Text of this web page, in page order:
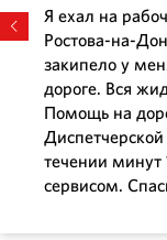
Я ехал на
Ростова-на-
закипело у
дороге. Вся
Помощь на
течении минут
сервисом.